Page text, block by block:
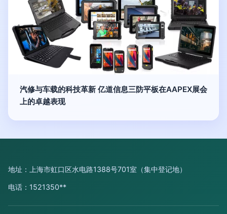
汽修与车载的科技革新 亿道信息三防平板在AAPEX展会
上的卓越表现
地址：上海市虹口区水电路1388号701室（集中登记地）
电话：1521350**